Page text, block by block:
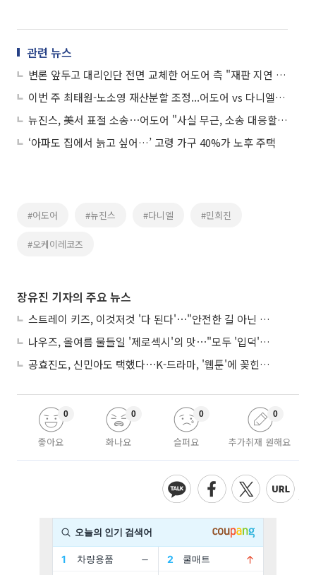
관련 뉴스
변론 앞두고 대리인단 전면 교체한 어도어 측 "재판 지연 의도 없어"...어도어-다니엘 431억 손배소
이번 주 최태원-노소영 재산분할 조정...어도어 vs 다니엘 '431억 손배소'도 시작
뉴진스, 美서 표절 소송⋯어도어 "사실 무근, 소송 대응할 것"
‘아파도 집에서 늙고 싶어…’ 고령 가구 40%가 노후 주택
#어도어 #뉴진스 #다니엘 #민희진
#오케이레코즈
장유진 기자의 주요 뉴스
스트레이 키즈, 이것저것 '다 된다'⋯"안전한 길 아닌 도전이 재밌어"
나우즈, 올여름 물들일 '제로섹시'의 맛⋯"모두 '입덕'시킬 것"
공효진도, 신민아도 택했다⋯K-드라마, '웹툰'에 꽂힌 이유
좋아요
0
화나요
0
슬퍼요
0
추가취재 원해요
0